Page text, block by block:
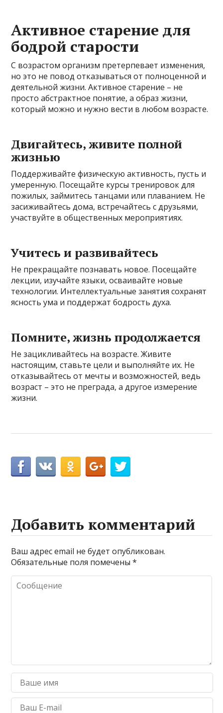
Активное старение для
бодрой старости
С возрастом организм претерпевает изменения,
но это не повод отказываться от полноценной и
деятельной жизни. Активное старение – не
просто абстрактное понятие, а образ жизни,
который можно и нужно вести в любом возрасте.
Двигайтесь, живите полной
жизнью
Поддерживайте физическую активность, пусть и
умеренную. Посещайте курсы тренировок для
пожилых, займитесь танцами или плаванием. Не
засиживайтесь дома, встречайтесь с друзьями,
участвуйте в общественных мероприятиях.
Учитесь и развивайтесь
Не прекращайте познавать новое. Посещайте
лекции, изучайте языки, осваивайте новые
технологии. Интеллектуальные занятия сохранят
ясность ума и поддержат бодрость духа.
Помните, жизнь продолжается
Не зацикливайтесь на возрасте. Живите
настоящим, ставьте цели и выполняйте их. Не
отказывайтесь от мечты и возможностей, ведь
возраст – это не преграда, а другое измерение
жизни.
Добавить комментарий
Ваш адрес email не будет опубликован.
Обязательные поля помечены*